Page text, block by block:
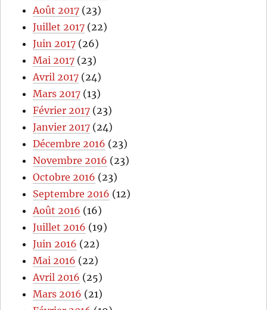
Août 2017 (23)
Juillet 2017 (22)
Juin 2017 (26)
Mai 2017 (23)
Avril 2017 (24)
Mars 2017 (13)
Février 2017 (23)
Janvier 2017 (24)
Décembre 2016 (23)
Novembre 2016 (23)
Octobre 2016 (23)
Septembre 2016 (12)
Août 2016 (16)
Juillet 2016 (19)
Juin 2016 (22)
Mai 2016 (22)
Avril 2016 (25)
Mars 2016 (21)